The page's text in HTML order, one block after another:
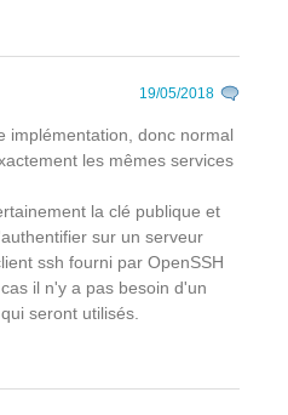
19/05/2018
implémentation, donc normal
les mêmes services
la clé publique et
sur un serveur
ssh fourni par OpenSSH
il n'y a pas besoin d'un
seront utilisés.